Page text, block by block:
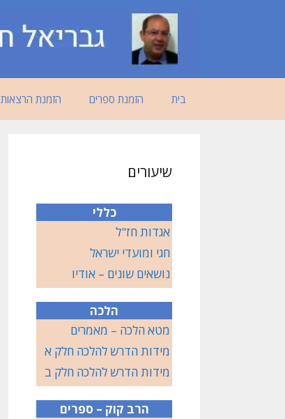
בית הזמנת ספרים הזמנת הרצאות
שיעורים
כללי
אגדות חז"ל
חגי ומועדי ישראל
נושאים שונים – אודיו
הלכה
מטא הלכה – מאמרים
מידות הדרש להלכה חלק א
מידות הדרש להלכה חלק ב
הרב קוק – ספרים